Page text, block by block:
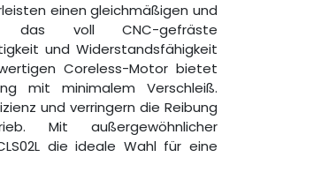
einen gleichmäßigen und
das voll CNC-gefräste
und Widerstandsfähigkeit
Coreless-Motor bietet
mit minimalem Verschleiß.
und verringern die Reibung
Mit außergewöhnlicher
die ideale Wahl für eine